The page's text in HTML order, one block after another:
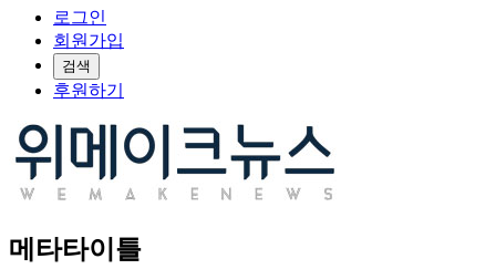
로그인
회원가입
검색
후원하기
메타타이틀